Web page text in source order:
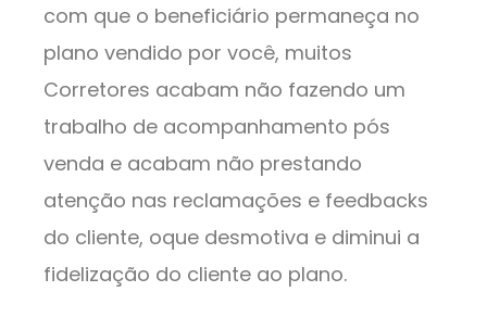
com que o beneficiário permaneça no
plano vendido por você, muitos
Corretores acabam não fazendo um
trabalho de acompanhamento pós
venda e acabam não prestando
atenção nas reclamações e feedbacks
do cliente, oque desmotiva e diminui a
fidelização do cliente ao plano.